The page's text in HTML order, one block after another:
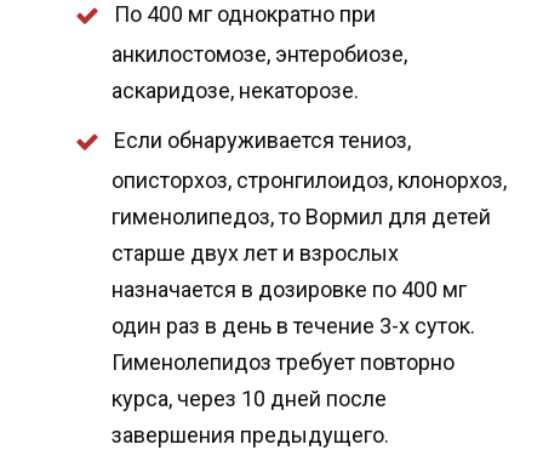
По 400 мг однократно при
анкилостомозе, энтеробиозе,
аскаридозе, некаторозе.
Если обнаруживается тениоз,
описторхоз, стронгилоидоз, клонорхоз,
гименолипедоз, то Вормил для детей
старше двух лет и взрослых
назначается в дозировке по 400 мг
один раз в день в течение 3-х суток.
Гименолепидоз требует повторно
курса, через 10 дней после
завершения предыдущего.